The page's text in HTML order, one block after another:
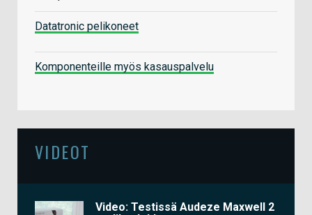
Datatronic pelikoneet
Komponenteille myös kasauspalvelu
VIDEOT
Video: Testissä Audeze Maxwell 2